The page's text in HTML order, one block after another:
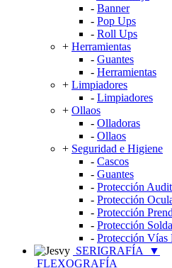
- Banner
- Pop Ups
- Roll Ups
+ Herramientas
- Guantes
- Herramientas
+ Limpiadores
- Limpiadores
+ Ollaos
- Olladoras
- Ollaos
+ Seguridad e Higiene
- Cascos
- Guantes
- Protección
- Protección
- Protección
- Protección
- Protección Vías
SERIGRAFÍA
▼
FLEXOGRAFÍA